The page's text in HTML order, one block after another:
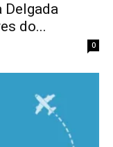
Delgada
do...
0